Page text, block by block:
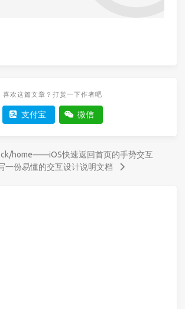
喜欢这篇文章？打赏一下作者吧
支付宝 微信
home——iOS快速返回首页的手势交互
一份易懂的交互设计说明文档